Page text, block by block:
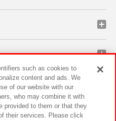
such as cookies to
content and ads. We
of our website with our
who may combine it with
provided to them or that they
their services. Please click